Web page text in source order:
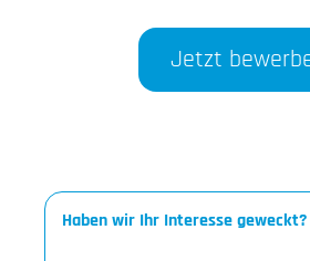
Jetzt
Haben wir Ihr Interesse geweckt?